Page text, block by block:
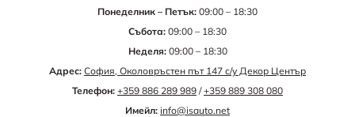
Понеделник – Петък: 09:00 – 18:30
Събота: 09:00 – 18:30
Неделя:09:00 – 18:30
Адрес: София, Околовръстен път 147 с/у Декор Център
Телефон: +359 886 289 989 /+359 889 308 080
Имейл: info@isauto.net